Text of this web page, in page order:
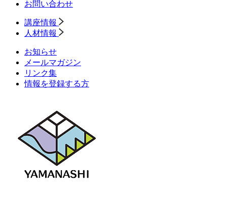
お問い合わせ
講座情報
人材情報
お知らせ
メールマガジン
リンク集
情報を登録する方